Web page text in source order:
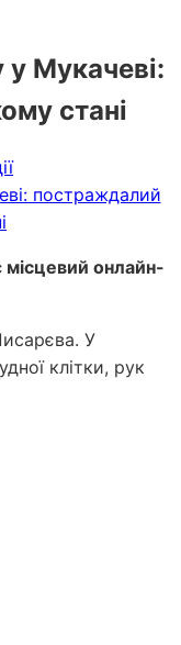
Мукачеві:
стані
місцевий онлайн-
У
клітки, рук